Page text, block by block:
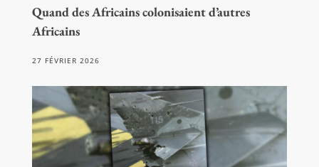
Quand des Africains colonisaient d’autres
Africains
27 FÉVRIER 2026